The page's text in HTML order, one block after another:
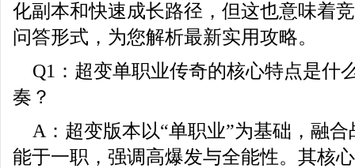
化副本和快速成长路径，但这也意味着
问答形式，为您解析最新实用攻略。
Q1：超变单职业传奇的核心特点是什
奏？
A：超变版本以“单职业”为基础，融
能于一职，强调高爆发与全能性。其核